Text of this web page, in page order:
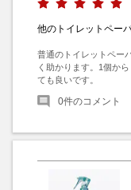
他のトイレットペー
普通のトイレットペー
く助かります。1個か
ても良いです。
0件のコメント